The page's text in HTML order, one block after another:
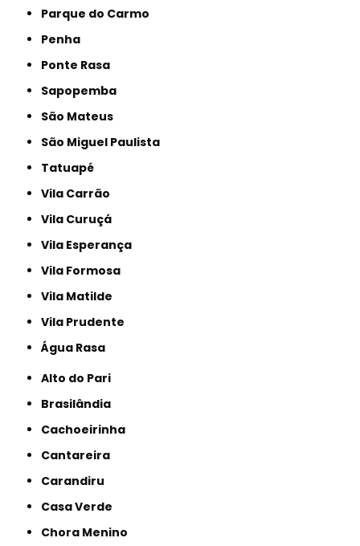
Parque do Carmo
Penha
Ponte Rasa
Sapopemba
São Mateus
São Miguel Paulista
Tatuapé
Vila Carrão
Vila Curuçá
Vila Esperança
Vila Formosa
Vila Matilde
Vila Prudente
Água Rasa
Alto do Pari
Brasilândia
Cachoeirinha
Cantareira
Carandiru
Casa Verde
Chora Menino